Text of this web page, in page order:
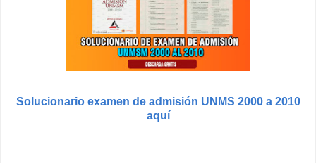
Solucionario examen de admisión UNMS 2000 a 2010
aquí